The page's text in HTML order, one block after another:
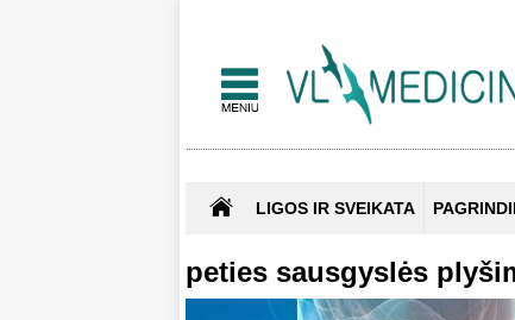
LIGOS IR SVEIKATA
peties sausgyslės